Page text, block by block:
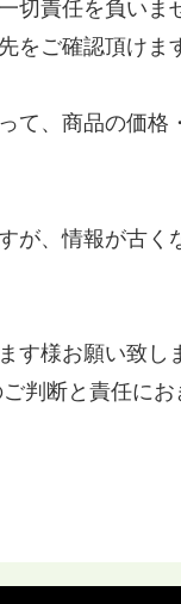
切責任を負いま
ご確認頂けま
て、商品の価
が、情報が古
す様お願い致し
判断と責任に